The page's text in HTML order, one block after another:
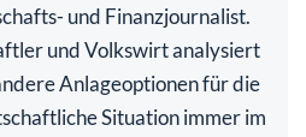
und Finanzjournalist.
und Volkswirt analysiert
Anlageoptionen für die
Situation immer im